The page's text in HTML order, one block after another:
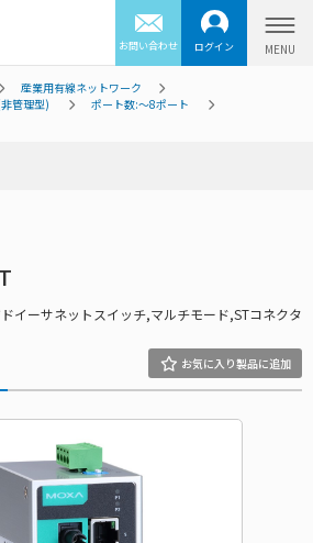
お問い合わせ ログイン
産業用有線ネットワーク
管理型)
ポート数:～8ポート
イーサネットスイッチ,マルチモード,STコネクタ